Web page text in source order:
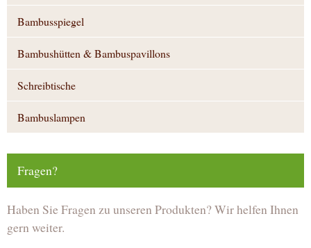
Bambusspiegel
Bambushütten & Bambuspavillons
Schreibtische
Bambuslampen
Fragen?
Haben Sie Fragen zu unseren Produkten? Wir helfen Ihnen
gern weiter.